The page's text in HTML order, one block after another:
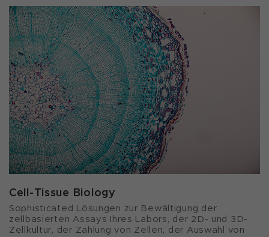
Cell-Tissue Biology
Sophisticated Lösungen zur Bewältigung der
zellbasierten Assays Ihres Labors, der 2D- und 3D-
Zellkultur, der Zählung von Zellen, der Auswahl von